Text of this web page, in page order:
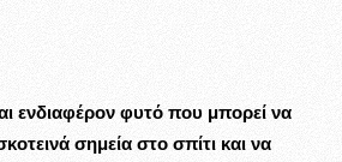
ενδιαφέρον φυτό που μπορεί να
σημεία στο σπίτι και να